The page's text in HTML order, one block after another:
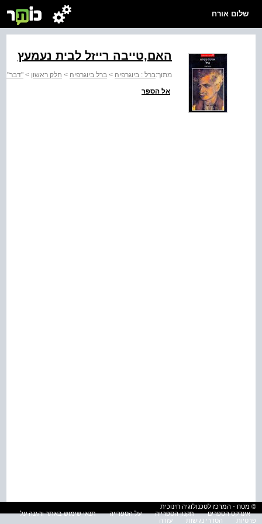
שלום אורח
האם,טייבה רייזל לבית נעמעץ
מתוך:ברל : ביוגרפיה > ברל ביוגרפיה > חלק ראשון > "דבר" 1925
אל הספר
© מטח - המרכז לטכנולוגיה חינוכית
אינדקס הספרים
תקנון הספרייה על הספרייה
תנאי שימוש באתר והגנה על
פרטיות
הסדרי נגישות עזרה